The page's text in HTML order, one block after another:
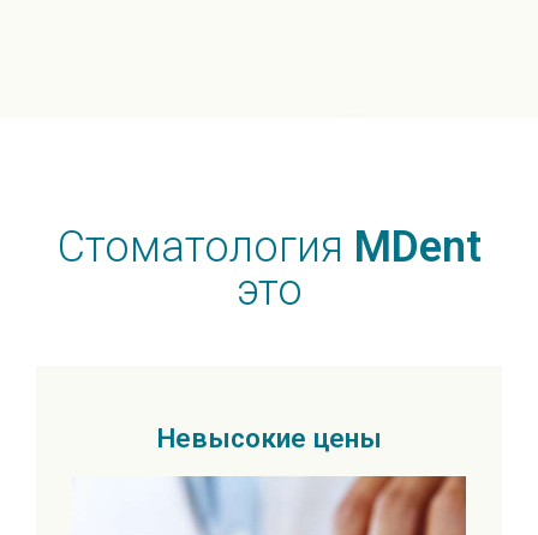
Стоматология MDent
это
Невысокие цены